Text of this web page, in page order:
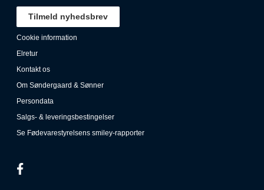
Tilmeld nyhedsbrev
Cookie information
Elretur
Kontakt os
Om Søndergaard & Sønner
Persondata
Salgs- & leveringsbestingelser
Se Fødevarestyrelsens smiley-rapporter